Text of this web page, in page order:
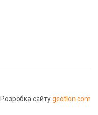
Розробка сайтуgeotlon.com